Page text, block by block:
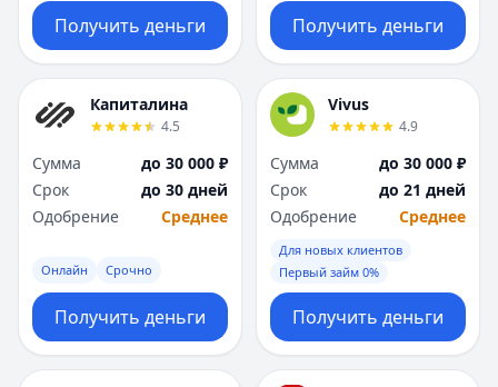
Получить деньги Получить деньги
Капиталина
4.5
Сумма
до 30 000 ₽
Срок
до 30 дней
Одобрение
Среднее
Онлайн Срочно
Получить деньги
Vivus
4.9
Сумма
до 30 000 ₽
Срок
до 21 дней
Одобрение
Среднее
Для новых клиентов
Первый займ 0%
Получить деньги